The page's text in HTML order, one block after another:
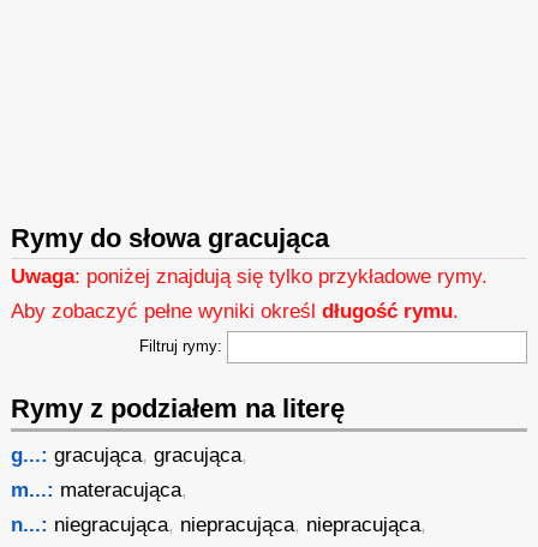
Rymy do słowa gracująca
Uwaga: poniżej znajdują się tylko przykładowe rymy.
Aby zobaczyć pełne wyniki określdługość rymu.
Filtruj rymy:
Rymy z podziałem na literę
g...: gracująca,gracująca,
m...: materacująca,
n...: niegracująca, niepracująca, niepracująca,